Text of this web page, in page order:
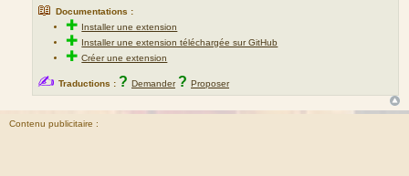
📖 Documentations :
✚ Installer une extension
✚ Installer une extension téléchargée sur GitHub
✚Créer une extension
✍ Traductions : ? Demander ? Proposer
Contenu publicitaire :